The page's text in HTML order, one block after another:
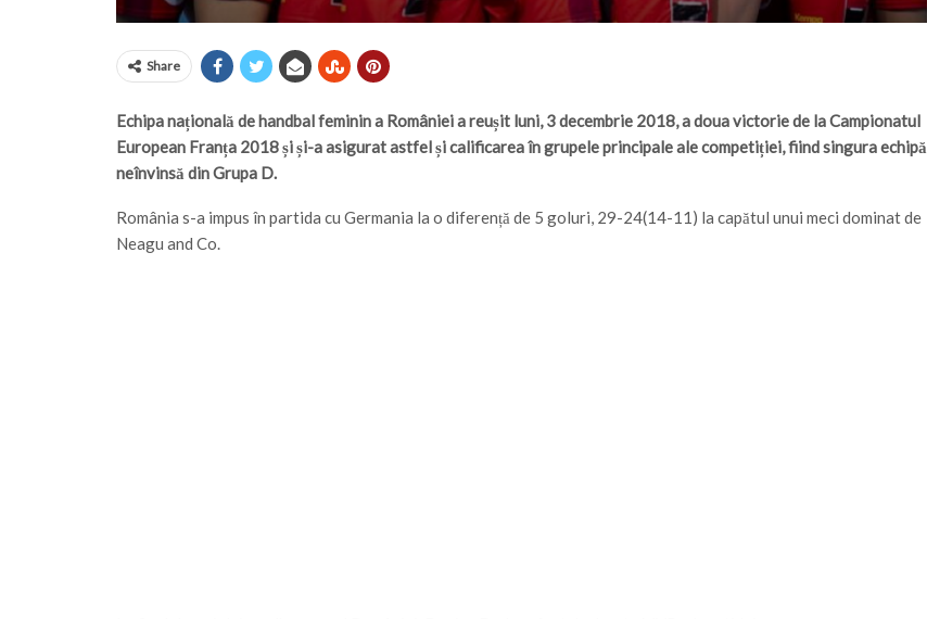
Share
Echipa națională de handbal feminin a României a reușit luni, 3 decembrie 2018, a doua victorie de la Campionatul
European Franța 2018 și și-a asigurat astfel și calificarea în grupele principale ale competiției, fiind singura echipă
neînvinsă din Grupa D.
România s-a impus în partida cu Germania la o diferență de 5 goluri, 29-24(14-11) la capătul unui meci dominat de
Neagu and Co.